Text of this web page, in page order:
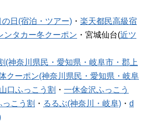
日(宿泊・ツアー) ・ 楽天都民高級宿
ンタカー冬クーポン ・宮城仙台(近ツ
(神奈川県民・愛知県・岐阜市・郡上
クーポン(神奈川県民・愛知県・岐阜
口ふっこう割 ・ 一休金沢ふっこう
こう割 ・ るるぶ(神奈川・岐阜) ・ d